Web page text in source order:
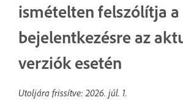
ismételten felszólítja a
bejelentkezésre az
verziók esetén
Utoljára frissítve:2026. júl. 1.